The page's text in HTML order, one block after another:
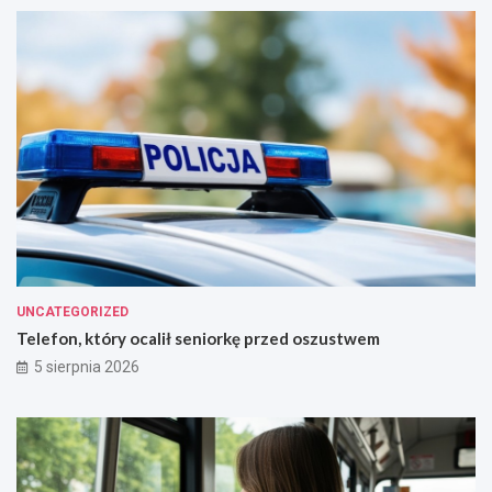
i
UNCATEGORIZED
Telefon, który ocalił seniorkę przed oszustwem
5 sierpnia 2026